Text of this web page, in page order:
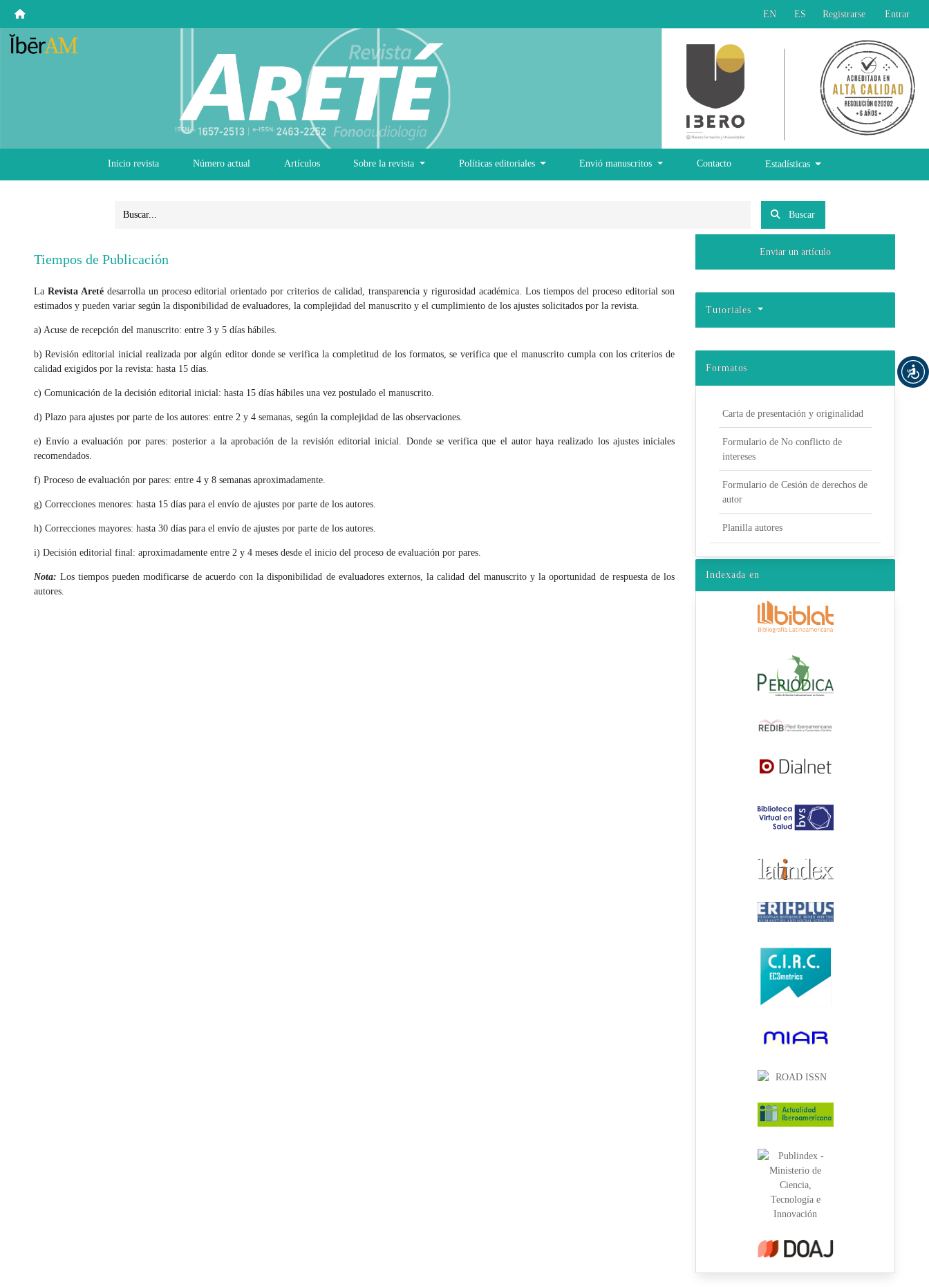
EN ES Registrarse Entrar
Inicio revista Número actual Artículos Sobre la revista Políticas editoriales Envió manuscritos Contacto Estadísticas
Buscar
Tiempos de Publicación
La Revista Aretédesarrolla un proceso editorial orientado por criterios de calidad, transparencia y rigurosidad académica. Los tiempos del proceso editorial son
estimados y pueden variar según la disponibilidad de evaluadores, la complejidad del manuscrito y el cumplimiento de los ajustes solicitados por la revista.
a) Acuse de recepción del manuscrito: entre 3 y 5 días hábiles.
b) Revisión editorial inicial realizada por algún editor donde se verifica la completitud de los formatos, se verifica que el manuscrito cumpla con los criterios de
calidad exigidos por la revista: hasta 15 días.
c) Comunicación de la decisión editorial inicial: hasta 15 días hábiles una vez postulado el manuscrito.
d) Plazo para ajustes por parte de los autores: entre 2 y 4 semanas, según la complejidad de las observaciones.
e) Envío a evaluación por pares: posterior a la aprobación de la revisión editorial inicial. Donde se verifica que el autor haya realizado los ajustes iniciales
recomendados.
f) Proceso de evaluación por pares: entre 4 y 8 semanas aproximadamente.
g) Correcciones menores: hasta 15 días para el envío de ajustes por parte de los autores.
h) Correcciones mayores: hasta 30 días para el envío de ajustes por parte de los autores.
i) Decisión editorial final: aproximadamente entre 2 y 4 meses desde el inicio del proceso de evaluación por pares.
Nota: Los tiempos pueden modificarse de acuerdo con la disponibilidad de evaluadores externos, la calidad del manuscrito y la oportunidad de respuesta de los
autores.
Enviar un artículo
Tutoriales
Formatos
Carta de presentación y originalidad
Formulario de No conflicto de
intereses
Formulario de Cesión de derechos de
autor
Planilla autores
Indexada en